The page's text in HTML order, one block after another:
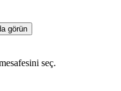
görün
seç.